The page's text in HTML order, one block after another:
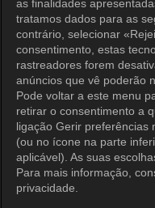
as finalidades
tratamos dados para as
contrário, selecionar
consentimento, estas
rastreadores forem
anúncios que vê poderão
Pode voltar a este menu
retirar o consentimento a
ligação Gerir preferências
(ou no ícone na parte
aplicável). As suas
Para mais informação,
privacidade.